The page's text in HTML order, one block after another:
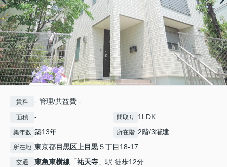
賃料 - 管理/共益費 -
面積 - 間取り 1LDK
築年数 築13年 所在階 2階/3階建
所在地 東京都目黒区 上目黒５丁目18-17
交通 東急東横線 「祐天寺 」駅 徒歩12分